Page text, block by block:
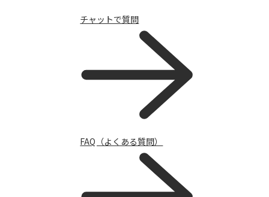
チャットで質問
FAQ（よくある質問）